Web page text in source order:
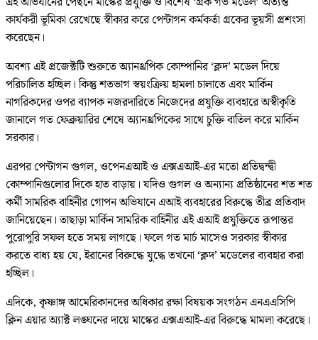
কার্যকরী ভূমিকা রেখেছে স্বীকার করে পেন্টাগন কর্মকর্তা গ্রকের ভূয়সী প্রশংসা
করেছেন।
অবশ্য এই প্রজেক্টটি শুরুতে অ্যানথ্রপিক কোম্পানির ‘ক্লদ’ মডেল দিয়ে
পরিচালিত হচ্ছিল। কিন্তু শতভাগ স্বয়ংক্রিয় হামলা চালাতে এবং মার্কিন
নাগরিকদের ওপর ব্যাপক নজরদারিতে নিজেদের প্রযুক্তি ব্যবহারে অস্বীকৃতি
জানালে গত ফেব্রুয়ারির শেষে অ্যানথ্রপিকের সাথে চুক্তি বাতিল করে মার্কিন
সরকার।
এরপর পেন্টাগন গুগল, ওপেনএআই ও এক্সএআই-এর মতো প্রতিদ্বন্দ্বী
কোম্পানিগুলোর দিকে হাত বাড়ায়। যদিও গুগল ও অন্যান্য প্রতিষ্ঠানের শত শত
কর্মী সামরিক বাহিনীর গোপন অভিযানে এআই ব্যবহারের বিরুদ্ধে তীব্র প্রতিবাদ
জানিয়েছেন। তাছাড়া মার্কিন সামরিক বাহিনীর এই এআই প্রযুক্তিতে রূপান্তর
পুরোপুরি সফল হতে সময় লাগছে। ফলে গত মার্চ মাসেও সরকার স্বীকার
করতে বাধ্য হয় যে, ইরানের বিরুদ্ধে যুদ্ধে তখনো ‘ক্লদ’ মডেলের ব্যবহার করা
হচ্ছিল।
এদিকে, কৃষ্ণাঙ্গ আমেরিকানদের অধিকার রক্ষা বিষয়ক সংগঠন এনএএসিপি
ক্লিন এয়ার অ্যাক্ট লঙ্ঘনের দায়ে মাস্কের এক্সএআই-এর বিরুদ্ধে মামলা করেছে।